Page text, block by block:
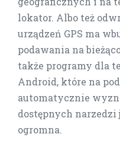
lokator. Albo też
urządzeń GPS ma
podawania na
także programy dla
Android, które na
automatycznie
dostępnych
ogromna.